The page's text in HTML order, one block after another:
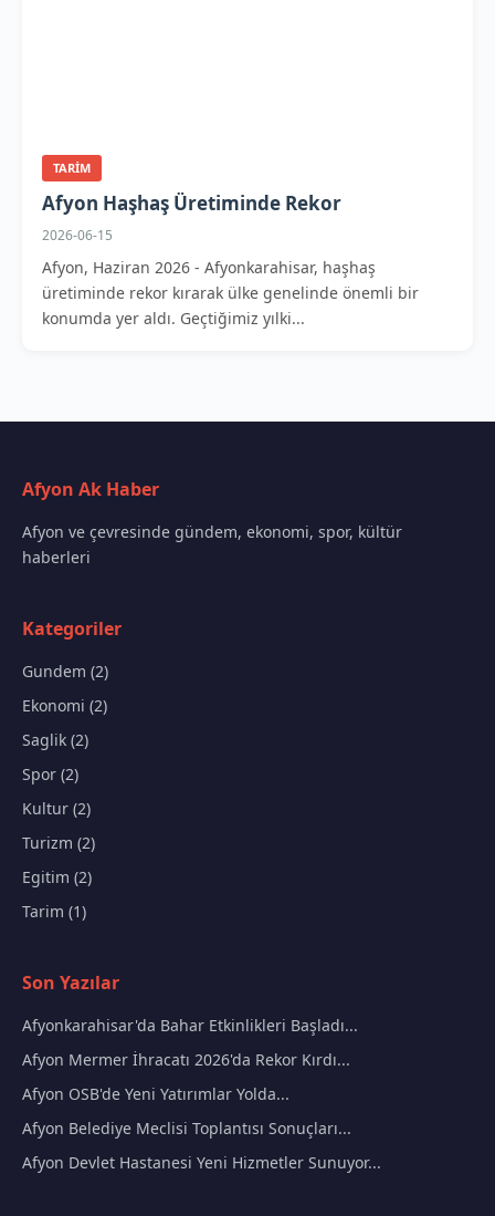
TARIM
Afyon Haşhaş Üretiminde Rekor
2026-06-15
Afyon, Haziran 2026 - Afyonkarahisar, haşhaş
üretiminde rekor kırarak ülke genelinde önemli bir
konumda yer aldı. Geçtiğimiz yılki...
Afyon Ak Haber
Afyon ve çevresinde gündem, ekonomi, spor, kültür
haberleri
Kategoriler
Gundem (2)
Ekonomi (2)
Saglik (2)
Spor (2)
Kultur (2)
Turizm (2)
Egitim (2)
Tarim (1)
Son Yazılar
Afyonkarahisar'da Bahar Etkinlikleri Başladı...
Afyon Mermer İhracatı 2026'da Rekor Kırdı...
Afyon OSB'de Yeni Yatırımlar Yolda...
Afyon Belediye Meclisi Toplantısı Sonuçları...
Afyon Devlet Hastanesi Yeni Hizmetler Sunuyor...